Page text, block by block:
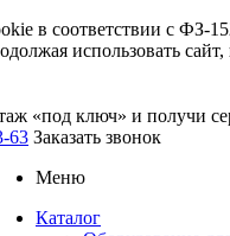
в соответствии с ФЗ-
использовать
«под ключ» и получи
63 Заказать звонок
Меню
Каталог